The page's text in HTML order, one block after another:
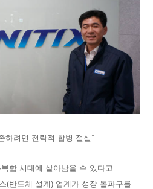
하려면 전략적 합병 절실”
합 시대에 살아남을 수 있다고
(반도체 설계) 업계가 성장 돌파구를